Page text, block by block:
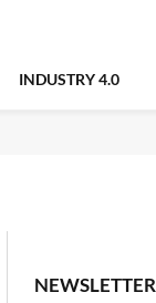
INDUSTRY 4.0
NEWSLETTER